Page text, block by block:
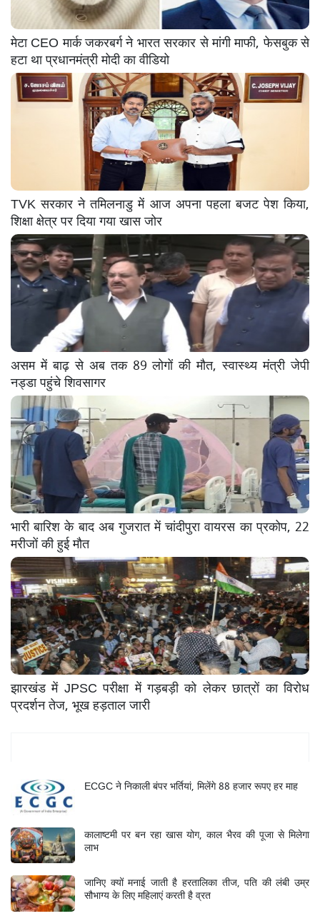
मेटा CEO मार्क जकरबर्ग ने भारत सरकार से मांगी माफी, फेसबुक से
हटा था प्रधानमंत्री मोदी का वीडियो
TVK सरकार ने तमिलनाडु में आज अपना पहला बजट पेश किया,
शिक्षा क्षेत्र पर दिया गया खास जोर
असम में बाढ़ से अब तक 89 लोगों की मौत, स्वास्थ्य मंत्री जेपी
नड्डा पहुंचे शिवसागर
भारी बारिश के बाद अब गुजरात में चांदीपुरा वायरस का प्रकोप, 22
मरीजों की हुई मौत
झारखंड में JPSC परीक्षा में गड़बड़ी को लेकर छात्रों का विरोध
प्रदर्शन तेज, भूख हड़ताल जारी
ECGC ने निकाली बंपर भर्तियां, मिलेंगे 88 हजार रूपए हर माह
कालाष्टमी पर बन रहा खास योग, काल भैरव की पूजा से मिलेगा
लाभ
जानिए क्यों मनाई जाती है हरतालिका तीज, पति की लंबी उम्र
सौभाग्य के लिए महिलाएं करती है व्रत